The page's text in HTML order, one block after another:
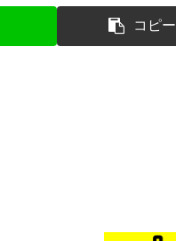
コピー